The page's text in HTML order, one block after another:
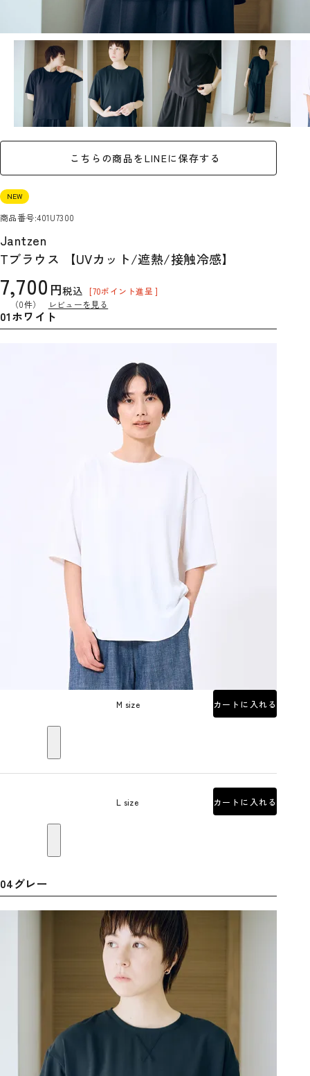
こちらの商品をLINEに保存する
NEW
商品番号 401U7300
Jantzen
Tブラウス 【UVカット/遮熱/接触冷感】
7,700 税込 [70ポイント進呈 ]
（0件）
レビューを見る
01ホワイト
M size カートに入れる
L size カートに入れる
04グレー